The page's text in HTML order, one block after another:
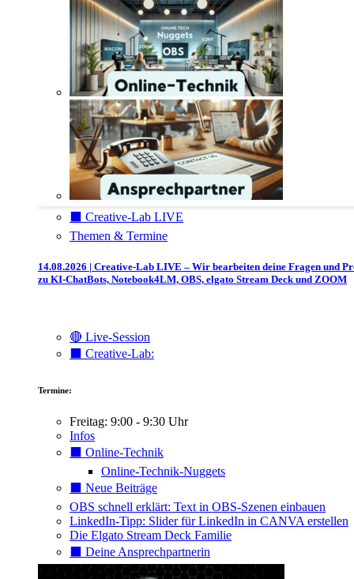
⬛️ Creative-Lab LIVE
Themen & Termine
14.08.2026 | Creative-Lab LIVE – Wir bearbeiten deine Fragen und
zu KI-ChatBots, Notebook4LM, OBS, elgato Stream Deck und ZOOM
🔴 Live-Session
⬛️ Creative-Lab:
Termine:
Freitag: 9:00 - 9:30 Uhr
Infos
⬛️ Online-Technik
Online-Technik-Nuggets
⬛️ Neue Beiträge
OBS schnell erklärt: Text in OBS-Szenen einbauen
LinkedIn-Tipp: Slider für LinkedIn in CANVA erstellen
Die Elgato Stream Deck Familie
⬛️ Deine Ansprechpartnerin